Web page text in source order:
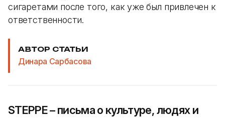
сигаретами после того, как уже был привлечен к
ответственности.
АВТОР СТАТЬИ
Динара Сарбасова
STEPPE – письма о культуре, людях и